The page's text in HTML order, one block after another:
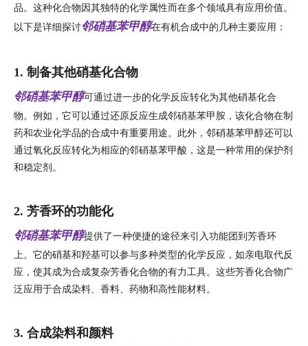
品。这种化合物因其独特的化学属性而在多个领域具有应用价值。
以下是详细探讨邻硝基苯甲醇在有机合成中的几种主要应用：
1. 制备其他硝基化合物
邻硝基苯甲醇可通过进一步的化学反应转化为其他硝基化合
物。例如，它可以通过还原反应生成邻硝基苯甲胺，该化合物在制
药和农业化学品的合成中有重要用途。此外，邻硝基苯甲醇还可以
通过氧化反应转化为相应的邻硝基苯甲酸，这是一种常用的保护剂
和稳定剂。
2. 芳香环的功能化
邻硝基苯甲醇提供了一种便捷的途径来引入功能团到芳香环
上。它的硝基和羟基可以参与多种类型的化学反应，如亲电取代反
应，使其成为合成复杂芳香化合物的有力工具。这些芳香化合物广
泛应用于合成染料、香料、药物和高性能材料。
3. 合成染料和颜料